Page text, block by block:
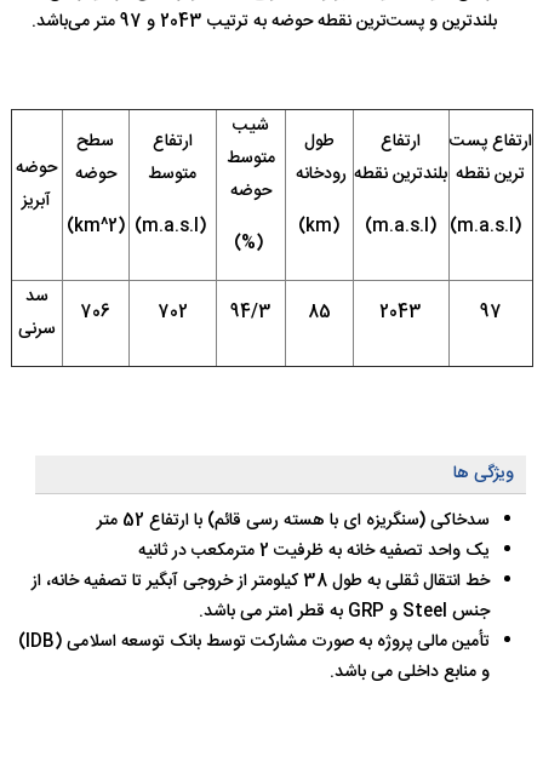
بلندترین و پست‌ترین نقطه حوضه به ترتیب 2043 و 97 متر می‌باشد.
ارتفاع پست
ترین نقطه
(
m.a.s.l
)
ارتفاع
بلندترین نقطه
(
m.a.s.l
)
طول
رودخانه
(
km
)
شیب
متوسط
حوضه
(
%
)
ارتفاع
متوسط
(
m.a.s.l
)
سطح
حوضه
(
km^2
)
حوضه
آبریز
97
2043
85
94/3
702
706
سد
سرنی
ویژگی ها
سدخاکی (سنگریزه ای با هسته رسی قائم) با ارتفاع 52 متر
یک واحد تصفیه خانه به ظرفیت 2 مترمکعب در ثانیه
خط انتقال ثقلی به طول 38 کیلومتر از خروجی آبگیر تا تصفیه خانه، از
جنس Steel و GRP به قطر 1متر می باشد.
تأمین مالی پروژه به صورت مشارکت توسط بانک توسعه اسلامی (IDB)
و منابع داخلی می باشد.